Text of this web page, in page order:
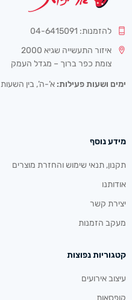
להזמנות: 04-6415091
איזור התעשייה שגיא 2000
צומת כפר ברוך – מגדל העמק
ימים ושעות פעילות: א’-ה’, בין השעות 08:30-16:30
מידע נוסף
תקנון, תנאי שימוש והחזרת מוצרים
אודותנו
יצירת קשר
מעקב הזמנות
קטגוריות נפוצות
עיצוב אירועים
קופסאות